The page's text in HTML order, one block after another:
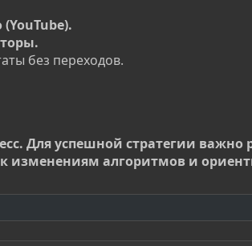
без переходов.
Для успешной стратегии важно
изменениям алгоритмов и